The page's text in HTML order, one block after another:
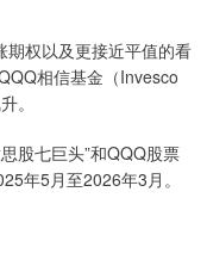
期权以及更接近平值的看
相信基金（Invesco
。
股七巨头”和QQQ股票
年5月至2026年3月。